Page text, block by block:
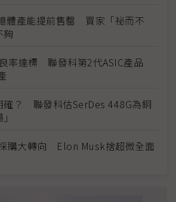
體產能提前售罄 買家「祕而不
夠
率達標 聯發科第2代ASIC產品
確？ 聯發科估SerDes 448G為銅
購大轉向 Elon Musk捨超微全面